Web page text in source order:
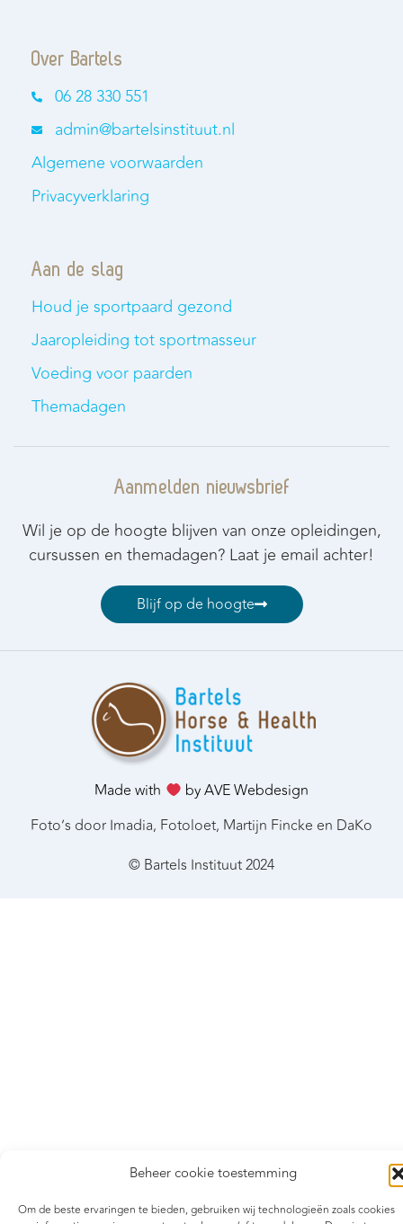
Beheer cookie toestemming
Om de beste ervaringen te bieden, gebruiken wij technologieën zoals cookies
Over Bartels
06 28 330 551
admin@bartelsinstituut.nl
Algemene voorwaarden
Privacyverklaring
Aan de slag
Houd je sportpaard gezond
Jaaropleiding tot sportmasseur
Voeding voor paarden
Themadagen
Aanmelden nieuwsbrief
Wil je op de hoogte blijven van onze opleidingen,
cursussen en themadagen? Laat je email achter!
Blijf op de hoogte
Made with
by AVE Webdesign
Foto’s door Imadia, Fotoloet, Martijn Fincke en DaKo
© Bartels Instituut 2024